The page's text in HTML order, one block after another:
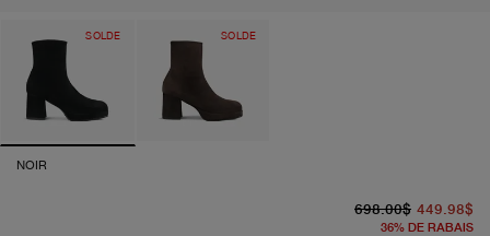
SOLDE SOLDE
NOIR
698.00$ 449.98$
36% DE RABAIS